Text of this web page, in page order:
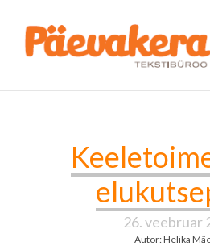
26. veebruar
Autor: Helika